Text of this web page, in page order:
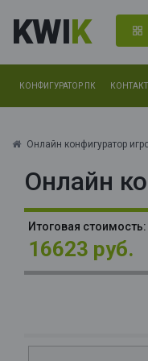
KWIK
КОНФИГУРАТОР ПК
Онлайн конфигуратор
Онлайн
Итоговая стоимость:
16623 руб.